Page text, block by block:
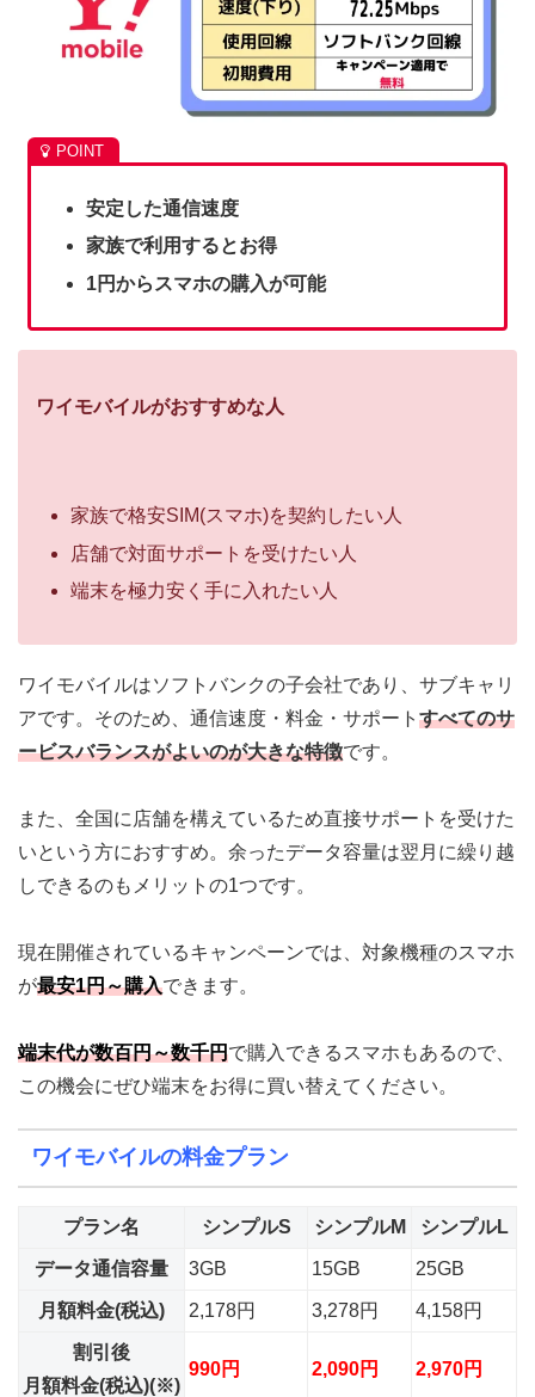
安定した通信速度
家族で利用するとお得
1円からスマホの購入が可能
ワイモバイルがおすすめな人
家族で格安SIM(スマホ)を契約したい人
店舗で対面サポートを受けたい人
端末を極力安く手に入れたい人
ワイモバイルはソフトバンクの子会社であり、サブキャリ
アです。そのため、 通信速度・料金・サポート すべてのサ
ービスバランスがよいのが大きな特徴です。
また、全国に店舗を構えているため直接サポートを受けた
いという方におすすめ。余ったデータ容量は翌月に繰り越
しできるのもメリットの1つです。
現在開催されているキャンペーンでは、対象機種のスマホ
が最安1円～購入できます。
端末代が数百円～数千円で購入できるスマホもあるので、
この機会にぜひ端末をお得に買い替えてください。
ワイモバイルの料金プラン
プラン名 シンプルS シンプルM シンプルL
データ通信容量 3GB 15GB 25GB
月額料金(税込) 2,178円 3,278円 4,158円
割引後
月額料金(税込)(※)
990円 2,090円 2,970円